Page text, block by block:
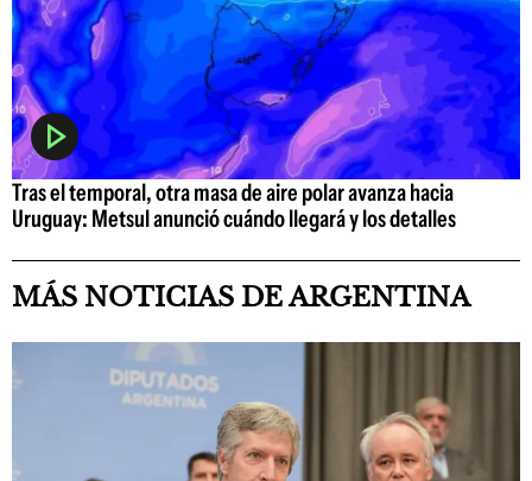
Tras el temporal, otra masa de aire polar avanza hacia
Uruguay: Metsul anunció cuándo llegará y los detalles
MÁS NOTICIAS DE ARGENTINA